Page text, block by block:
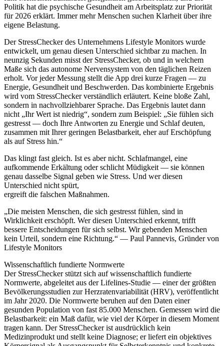
Politik hat die psychische Gesundheit am Arbeitsplatz zur Priorität
für 2026 erklärt. Immer mehr Menschen suchen Klarheit über ihre
eigene Belastung.
Der StressChecker des Unternehmens Lifestyle Monitors wurde
entwickelt, um genau diesen Unterschied sichtbar zu machen. In
neunzig Sekunden misst der StressChecker, ob und in welchem
Maße sich das autonome Nervensystem von den täglichen Reizen
erholt. Vor jeder Messung stellt die App drei kurze Fragen — zu
Energie, Gesundheit und Beschwerden. Das kombinierte Ergebnis
wird vom StressChecker verständlich erläutert. Keine bloße Zahl,
sondern in nachvollziehbarer Sprache. Das Ergebnis lautet dann
nicht „Ihr Wert ist niedrig“, sondern zum Beispiel: „Sie fühlen sich
gestresst — doch Ihre Antworten zu Energie und Schlaf deuten,
zusammen mit Ihrer geringen Belastbarkeit, eher auf Erschöpfung
als auf Stress hin.“
Das klingt fast gleich. Ist es aber nicht. Schlafmangel, eine
aufkommende Erkältung oder schlicht Müdigkeit — sie können
genau dasselbe Signal geben wie Stress. Und wer diesen
Unterschied nicht spürt,
ergreift die falschen Maßnahmen.
„Die meisten Menschen, die sich gestresst fühlen, sind in
Wirklichkeit erschöpft. Wer diesen Unterschied erkennt, trifft
bessere Entscheidungen für sich selbst. Wir gebenden Menschen
kein Urteil, sondern eine Richtung.“ — Paul Pannevis, Gründer von
Lifestyle Monitors
Wissenschaftlich fundierte Normwerte
Der StressChecker stützt sich auf wissenschaftlich fundierte
Normwerte, abgeleitet aus der Lifelines-Studie — einer der größten
Bevölkerungsstudien zur Herzratenvariabilität (HRV), veröffentlicht
im Jahr 2020. Die Normwerte beruhen auf den Daten einer
gesunden Population von fast 85.000 Menschen. Gemessen wird die
Belastbarkeit: ein Maß dafür, wie viel der Körper in diesem Moment
tragen kann. Der StressChecker ist ausdrücklich kein
Medizinprodukt und stellt keine Diagnose; er liefert ein objektives